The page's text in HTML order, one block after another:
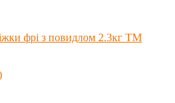
фрі з повидлом 2.3кг ТМ